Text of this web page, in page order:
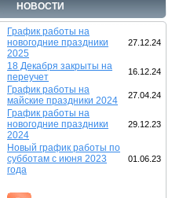
НОВОСТИ
График работы на
новогодние праздники
2025
27.12.24
18 Декабря закрыты на
переучет
16.12.24
График работы на
майские праздники 2024
27.04.24
График работы на
новогодние праздники
2024
29.12.23
Новый график работы по
субботам с июня 2023
года
01.06.23